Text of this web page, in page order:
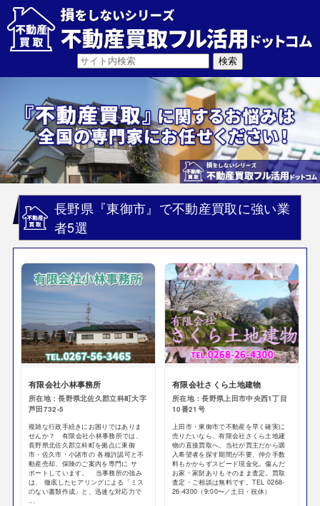
長野県『東御市』で不動産買取に強い業
者5選
有限会社小林事務所
所在地：長野県北佐久郡立科町大字
芦田732-5
複雑な行政手続きにお困りではありま
せんか？ 有限会社小林事務所では、
長野県北佐久郡立科町を拠点に東御
市・佐久市・小諸市の 各種許認可と不
動産売却、保険のご案内を専門に サ
ポートしています。 当事務所の強み
は、 徹底したヒアリングによる「ミス
のない書類作成」と、迅速な対応力で
...
有限会社さくら土地建物
所在地：長野県上田市中央西1丁目
10番21号
上田市・東御市で不動産を早く確実に
売りたいなら、有限会社さくら土地建
物の直接買取へ。当社が買主だから購
入希望者を探す期間が不要、仲介手数
料もかからずスピード現金化。傷んだ
お家・家財ありもそのまま査定。買取
査定・ご相談は無料です。TEL 0268-
26-4300（9:00〜／土日・祝休）